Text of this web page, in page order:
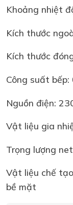
Khoảng nhiệt
Kích thước
Kích thước
Công suất
Nguồn điện:
Vật liệu gia
Trọng lượng
Vật liệu chế
bề mặt